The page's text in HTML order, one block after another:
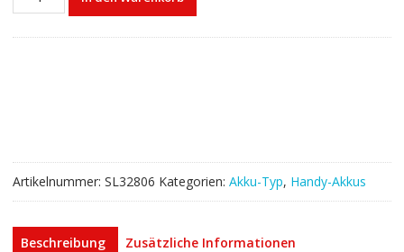
26S1005
000055
Menge
Artikelnummer: SL32806 Kategorien: Akku-Typ, Handy-Akkus
Beschreibung
Zusätzliche Informationen